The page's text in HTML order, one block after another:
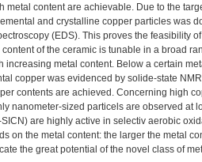
content are achievable. Due to the
and crystalline copper particles was
(EDS). This proves the feasibility
of the ceramic is tunable in a broad
metal content. Below a certain
copper was evidenced by solide-state
contents are achieved. Concerning high
nanometer-sized particels are observed at
are highly active in selectiv aerobic
on the metal content: the larger the metal
the great potential of the novel class of